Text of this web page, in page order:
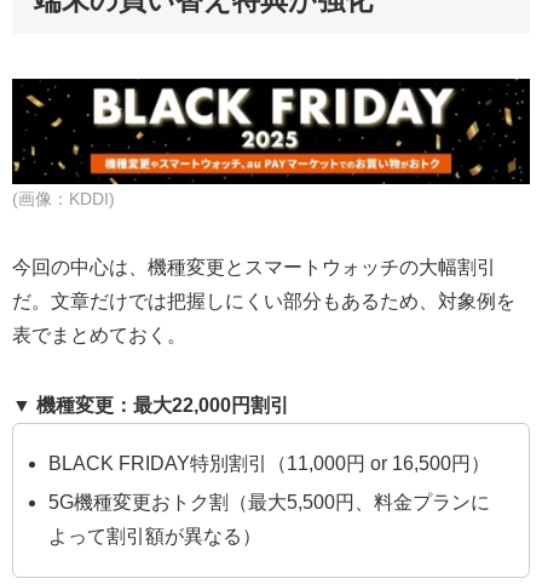
(画像：KDDI)
今回の中心は、機種変更とスマートウォッチの大幅割引
だ。文章だけでは把握しにくい部分もあるため、対象例を
表でまとめておく。
▼ 機種変更：最大22,000円割引
BLACK FRIDAY特別割引（11,000円 or 16,500円）
5G機種変更おトク割（最大5,500円、料金プランに
よって割引額が異なる）